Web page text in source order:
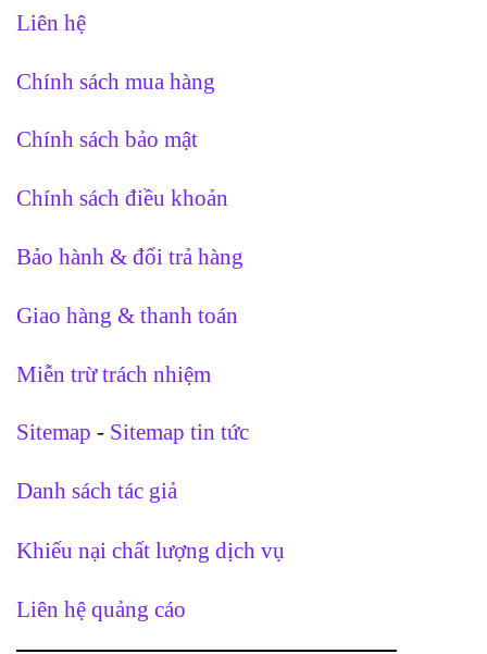
Liên hệ
Chính sách mua hàng
Chính sách bảo mật
Chính sách điều khoản
Bảo hành & đổi trả hàng
Giao hàng & thanh toán
Miễn trừ trách nhiệm
Sitemap - Sitemap tin tức
Danh sách tác giả
Khiếu nại chất lượng dịch vụ
Liên hệ quảng cáo